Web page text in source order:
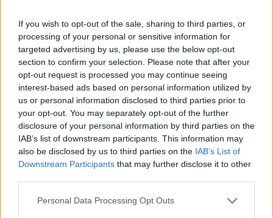
If you wish to opt-out of the sale, sharing to third parties, or
processing of your personal or sensitive information for
targeted advertising by us, please use the below opt-out
section to confirm your selection. Please note that after your
opt-out request is processed you may continue seeing
interest-based ads based on personal information utilized by
us or personal information disclosed to third parties prior to
your opt-out. You may separately opt-out of the further
disclosure of your personal information by third parties on the
IAB’s list of downstream participants. This information may
also be disclosed by us to third parties on the IAB’s List of
Downstream Participants that may further disclose it to other
Personal Data Processing Opt Outs
Ο Τζόναθαν διακομίσθηκε στο νοσοκομείο
«Παπανικολάου» της Θεσσαλονίκης και οι
γιατροί ζήτησαν επειγόντως αίμα και
αιμοπετάλια. Η ανταπόκριση του κόσμου
δικτύωσης ήταν ανεπανάληπτη. Πολίτες από